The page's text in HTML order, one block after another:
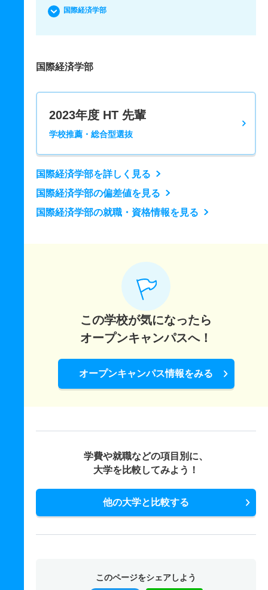
国際経済学部
国際経済学部
2023年度 HT 先輩
学校推薦・総合型選抜
国際経済学部を詳しく見る
国際経済学部の偏差値を見る
国際経済学部の就職・資格情報を見る
この学校が気になったら
オープンキャンパスへ！
オープンキャンパス情報をみる
学費や就職などの項目別に、
大学を比較してみよう！
他の大学と比較する
このページをシェアしよう